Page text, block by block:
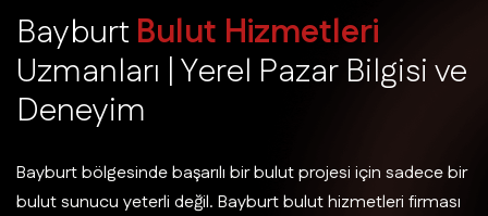
Bayburt Bulut Hizmetleri
Uzmanları |Yerel Pazar Bilgisive
Deneyim
Bayburt bölgesinde başarılı bir bulut projesi için sadece bir
bulut sunucu yeterli değil. Bayburt bulut hizmetleri firması